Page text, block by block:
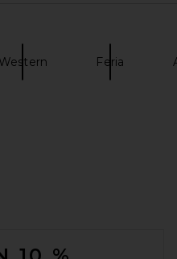
Western Feria